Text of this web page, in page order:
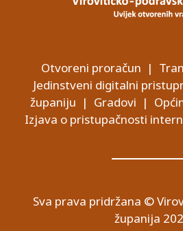
Otvoreni proračun |
Jedinstveni digitalni
županiju | Gradovi |
Izjava o pristupačnosti
Sva prava pridržana ©
županija